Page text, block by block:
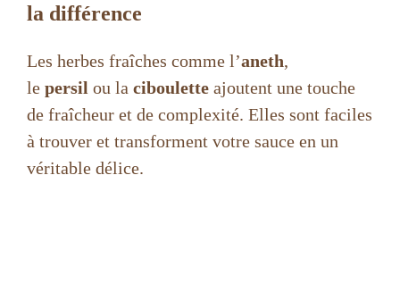
la différence
Les herbes fraîches comme l’aneth,
le persil ou la ciboulette ajoutent une touche
de fraîcheur et de complexité. Elles sont faciles
à trouver et transforment votre sauce en un
véritable délice.